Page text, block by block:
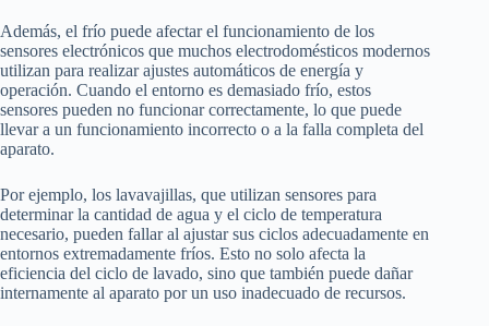
Además, el frío puede afectar el funcionamiento de los
sensores electrónicos que muchos electrodomésticos modernos
utilizan para realizar ajustes automáticos de energía y
operación. Cuando el entorno es demasiado frío, estos
sensores pueden no funcionar correctamente, lo que puede
llevar a un funcionamiento incorrecto o a la falla completa del
aparato.
Por ejemplo, los lavavajillas, que utilizan sensores para
determinar la cantidad de agua y el ciclo de temperatura
necesario, pueden fallar al ajustar sus ciclos adecuadamente en
entornos extremadamente fríos. Esto no solo afecta la
eficiencia del ciclo de lavado, sino que también puede dañar
internamente al aparato por un uso inadecuado de recursos.